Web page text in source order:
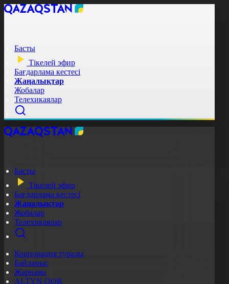
Басты
Тікелей эфир
Бағдарлама кестесі
Жаңалықтар
Жобалар
Телехикаялар
Басты
Тікелей эфир
Бағдарлама кестесі
Жаңалықтар
Жобалар
Телехикаялар
Корпорация туралы
Байланыс
Жарнама
ALTYN QOR